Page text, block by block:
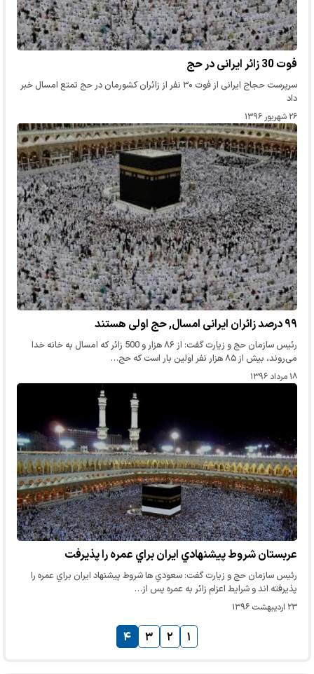
فوت 30 زائر ایرانی در حج
سرپرست حجاج ایرانی از فوت ۳۰ نفر از زائران کشورمان در حج تمتع امسال خبر
داد
۲۶ شهریور ۱۳۹۶
۹۹ درصد زائران ایرانی امسال, حج اولی هستند
رئیس سازمان حج و زیارت گفت: از ۸۶ هزار و 500 زائر که امسال به خانه خدا
می‌روند، بیش از ۸۵ هزار نفر اولین بار است که حج…
۱۸ مرداد ۱۳۹۶
عربستان شروط پيشنهادي ايران براي عمره را پذيرفت
رئيس سازمان حج و زيارت گفت: سعودي ها شروط پيشنهاد ايران براي عمره را
پذيرفته اند و شرايط اعزام زائر به عمره پس از…
۲۳ اردیبهشت ۱۳۹۶
۱ ۲ ۳ ۴